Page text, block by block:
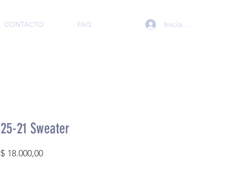
Iniciar sesión
CONTACTO FAQ
25-21 Sweater
$ 18.000,00Precio